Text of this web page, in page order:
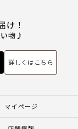
け！
物♪
詳しくはこちら
マイページ